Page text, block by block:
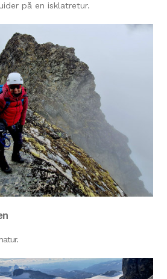
på en isklatretur.